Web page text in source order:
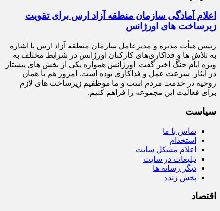
اعلام آمادگی سازمان منطقه آزاد ارس برای تقویت
زیرساخت‌ های اورژانس
رئیس هیأت‌ مدیره و مدیرعامل سازمان منطقه آزاد ارس با اشاره
به تلاش‌ ها و فداکاری‌های کارکنان اورژانس در شرایط مختلف به‌
ویژه ایام جنگ اخیر گفت: اورژانس همواره یکی از بخش‌ های پیشتاز
در ایثار، سرعت‌ عمل و فداکاری بوده است. امروز هم با همان
روحیه در خدمت مردم است و ما موظفیم زیرساخت‌ های لازم
برای فعالیت این مجموعه را فراهم کنیم.
سیاست
تماس با ما
استخدام
اعلام مشکل سایت
تبلیغات در سایت
دیگر رسانه ها
پخش زنده
اقتصاد